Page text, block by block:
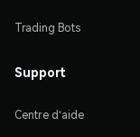
Trading Bots
Support
Centre d'aide